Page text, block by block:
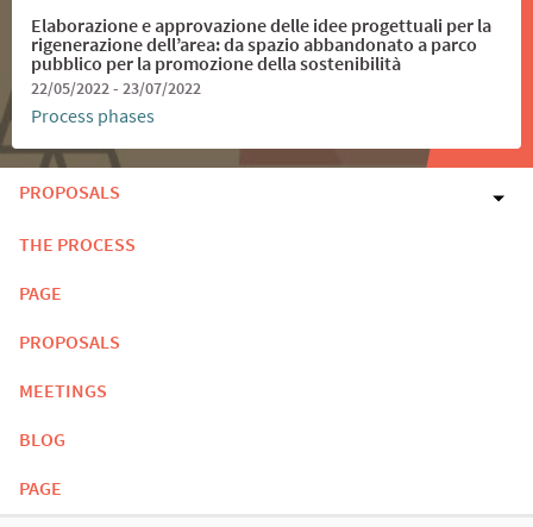
Elaborazione e approvazione delle idee progettuali per la
rigenerazione dell’area: da spazio abbandonato a parco
pubblico per la promozione della sostenibilità
22/05/2022 - 23/07/2022
Process phases
PROPOSALS
THE PROCESS
PAGE
PROPOSALS
MEETINGS
BLOG
PAGE